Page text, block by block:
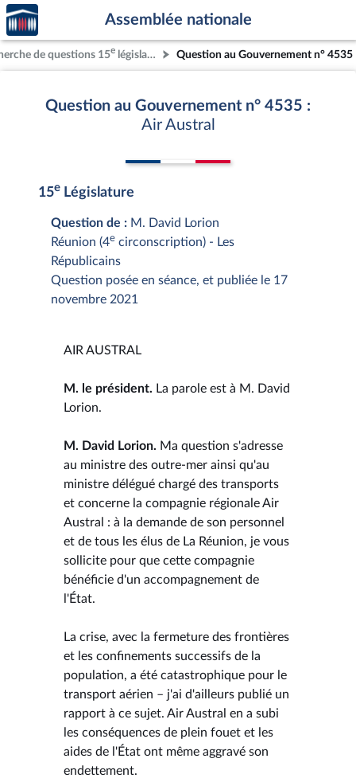
Aller au contenu
Aller en bas de la page
Accèder
à la
page
d'accueil
Assemblée nationale
de questions 15e législature Question au Gouvernement n° 4535
Question au Gouvernement n° 4535 :
Air Austral
15e Législature
Question de : M. David Lorion
Réunion (4e circonscription) - Les
Républicains
Question posée en séance, et publiée le 17
novembre 2021
AIR AUSTRAL
M. le président. La parole est à M. David
Lorion.
M. David Lorion. Ma question s'adresse
au ministre des outre-mer ainsi qu'au
ministre délégué chargé des transports
et concerne la compagnie régionale Air
Austral : à la demande de son personnel
et de tous les élus de La Réunion, je vous
sollicite pour que cette compagnie
bénéficie d'un accompagnement de
l'État.
La crise, avec la fermeture des frontières
et les confinements successifs de la
population, a été catastrophique pour le
transport aérien – j'ai d'ailleurs publié un
rapport à ce sujet. Air Austral en a subi
les conséquences de plein fouet et les
aides de l'État ont même aggravé son
endettement.